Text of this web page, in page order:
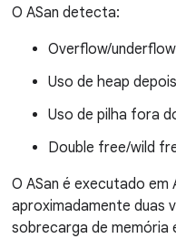
O ASan detecta:
Overflow/
Uso de heap
Uso de pilha fora
Double free/wild
O ASan é executado em
aproximadamente duas
sobrecarga de memória